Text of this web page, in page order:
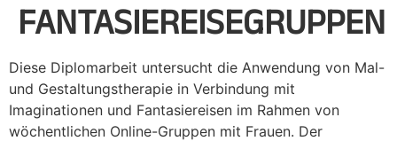
FANTASIEREISEGRUPPEN
Diese Diplomarbeit untersucht die Anwendung von Mal-
und Gestaltungstherapie in Verbindung mit
Imaginationen und Fantasiereisen im Rahmen von
wöchentlichen Online-Gruppen mit Frauen. Der